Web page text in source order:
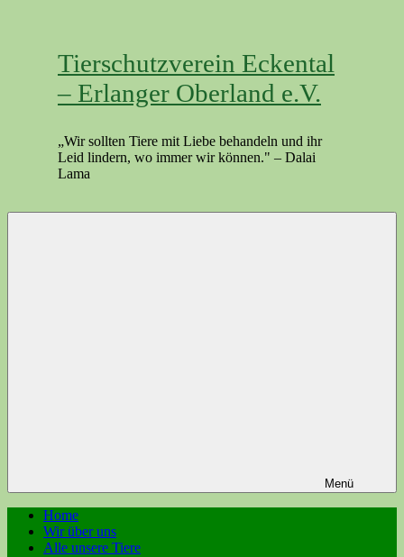
Tierschutzverein Eckental
– Erlanger Oberland e.V.
„Wir sollten Tiere mit Liebe behandeln und ihr
Leid lindern, wo immer wir können." – Dalai
Lama
Menü
Home
Wir über uns
Alle unsere Tiere